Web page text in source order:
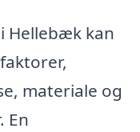
Hellebæk kan
materiale og
En